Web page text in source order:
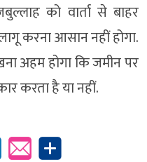
को वार्ता से बाहर
करना आसान नहीं होगा.
अहम होगा कि जमीन पर
करता है या नहीं.